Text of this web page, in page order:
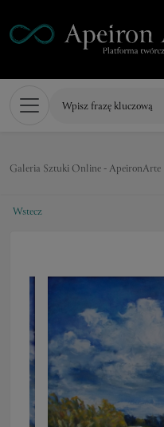
Galeria Sztuki Online - ApeironArte
Wstecz